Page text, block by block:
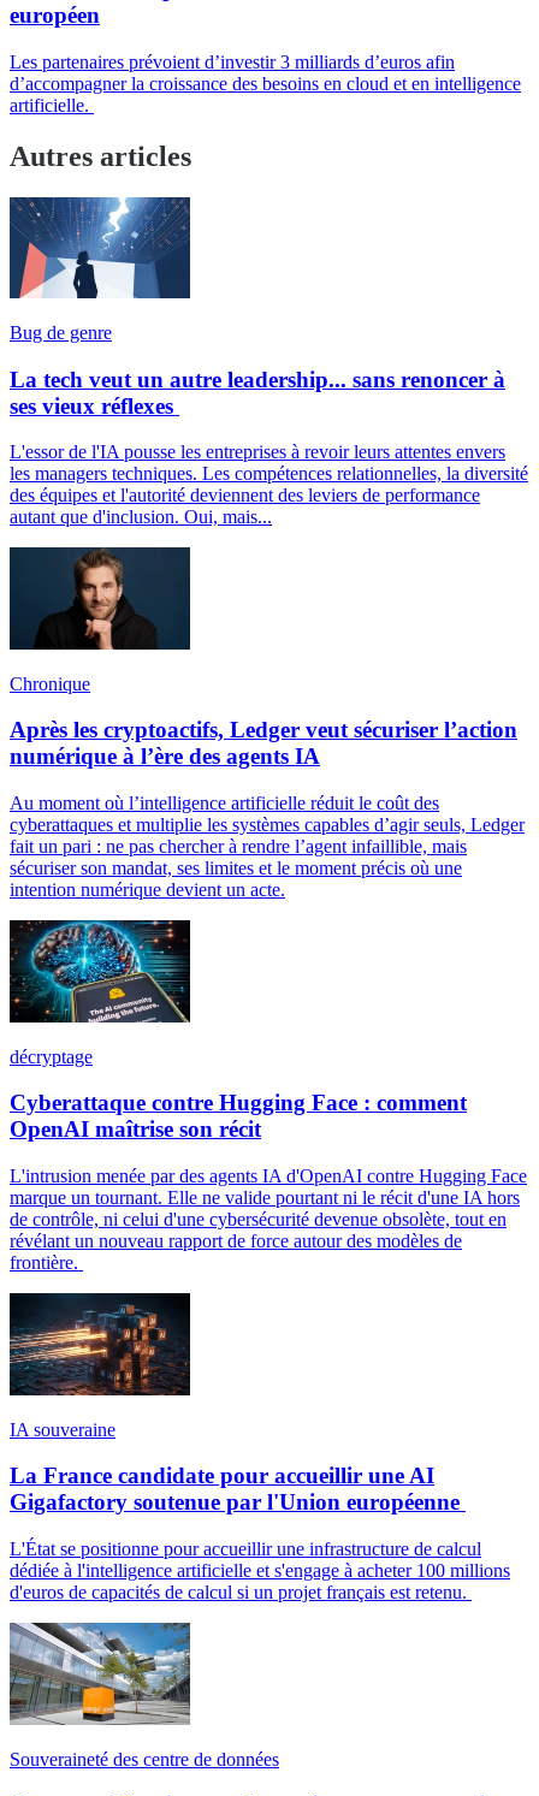
européen
Les partenaires prévoient d’investir 3 milliards d’euros afin
d’accompagner la croissance des besoins en cloud et en intelligence
artificielle.
Autres articles
Bug de genre
La tech veut un autre leadership... sans renoncer à
ses vieux réflexes
L'essor de l'IA pousse les entreprises à revoir leurs attentes envers
les managers techniques. Les compétences relationnelles, la diversité
des équipes et l'autorité deviennent des leviers de performance
autant que d'inclusion. Oui, mais...
Chronique
Après les cryptoactifs, Ledger veut sécuriser l’action
numérique à l’ère des agents IA
Au moment où l’intelligence artificielle réduit le coût des
cyberattaques et multiplie les systèmes capables d’agir seuls, Ledger
fait un pari : ne pas chercher à rendre l’agent infaillible, mais
sécuriser son mandat, ses limites et le moment précis où une
intention numérique devient un acte.
décryptage
Cyberattaque contre Hugging Face : comment
OpenAI maîtrise son récit
L'intrusion menée par des agents IA d'OpenAI contre Hugging Face
marque un tournant. Elle ne valide pourtant ni le récit d'une IA hors
de contrôle, ni celui d'une cybersécurité devenue obsolète, tout en
révélant un nouveau rapport de force autour des modèles de
frontière.
IA souveraine
La France candidate pour accueillir une AI
Gigafactory soutenue par l'Union européenne
L'État se positionne pour accueillir une infrastructure de calcul
dédiée à l'intelligence artificielle et s'engage à acheter 100 millions
d'euros de capacités de calcul si un projet français est retenu.
Souveraineté des centre de données